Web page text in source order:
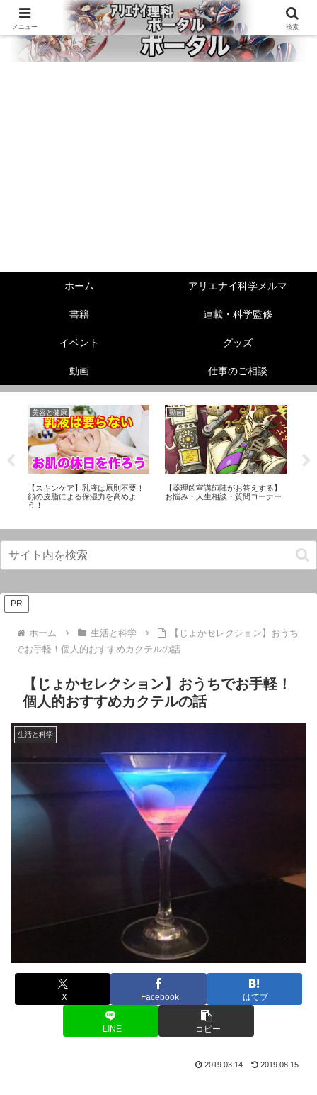
ホーム アリエナイ科学メルマ
書籍 連載・科学監修
イベント グッズ
動画 仕事のご相談
美容と健康
【スキンケア】乳液は原則不要！
顔の皮脂による保湿力を高めよ
う！
動画
【薬理凶室講師陣がお答えする】
お悩み・人生相談・質問コーナー
PR
ホーム 生活と科学
【じょかセレクション】おうち
でお手軽！個人的おすすめカクテルの話
【じょかセレクション】おうちでお手軽！
個人的おすすめカクテルの話
生活と科学
X Facebook はてブ
LINE コピー
2019.03.14 2019.08.15
メニュー 検索